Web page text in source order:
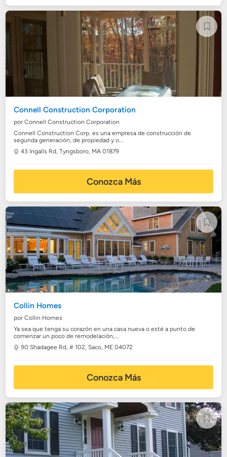
Connell Construction Corporation
por Connell Construction Corporation
Connell Construction Corp. es una empresa de construcción de
segunda generación, de propiedad y o...
43 Ingalls Rd,Tyngsboro, MA 01879
Conozca Más
Collin Homes
por Collin Homes
Ya sea que tenga su corazón en una casa nueva o esté a punto de
comenzar un poco de remodelación,...
90 Shadagee Rd, # 102,Saco, ME 04072
Conozca Más